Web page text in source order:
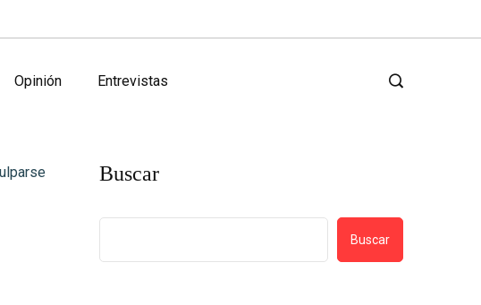
Opinión Entrevistas
Buscar
Buscar